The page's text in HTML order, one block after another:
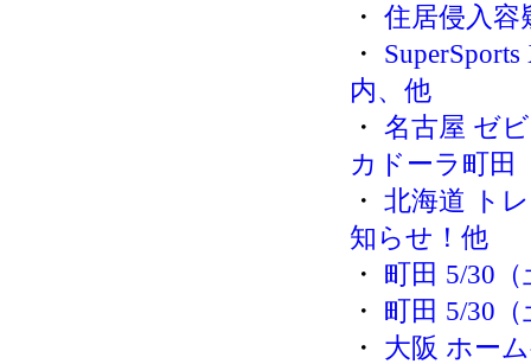
・ 住居侵入容
・
内、他
・ 名古屋 ゼ
カドーラ町田
・ 北海道 ト
知らせ！他
・ 町田 5/30
・ 町田 5/30
・ 大阪 ホー